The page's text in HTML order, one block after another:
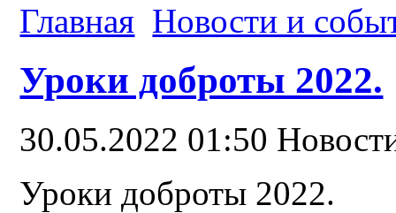
Главная Новости и
Уроки доброты 2022.
30.05.2022 01:50
Уроки доброты 2022.